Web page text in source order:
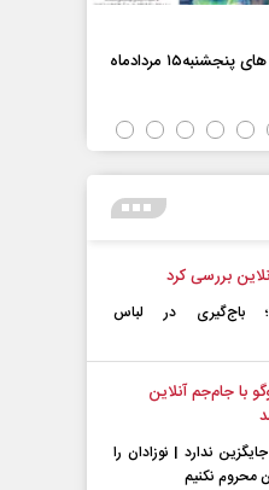
مردادماه
بررسی کرد
باج‌گیری در لباس
با جام‌جم آنلاین
ندارد | نوزادان را
محروم نکنیم